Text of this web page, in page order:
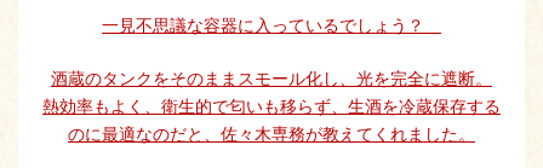
一見不思議な容器に入っているでしょう？
酒蔵のタンクをそのままスモール化し、光を完全に遮断。
熱効率もよく、衛生的で匂いも移らず、生酒を冷蔵保存する
のに最適なのだと、佐々木専務が教えてくれました。